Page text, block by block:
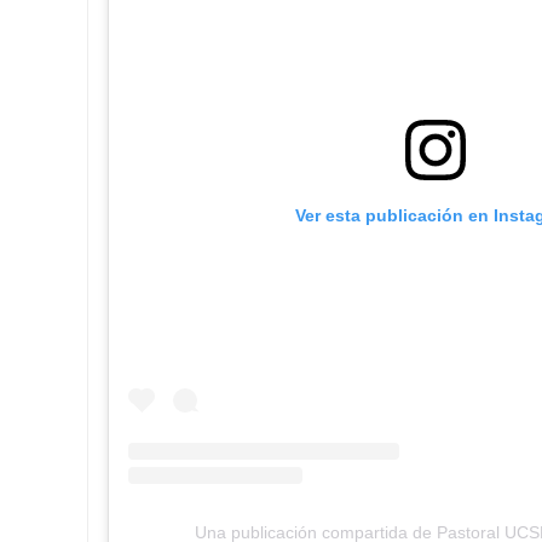
Ver esta publicación en
Una publicación compartida de Pastoral